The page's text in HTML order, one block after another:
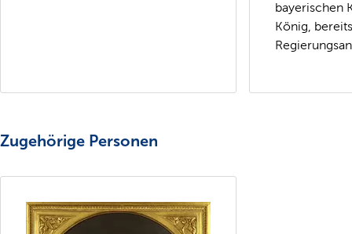
bayerischen
König,
Zugehörige Personen